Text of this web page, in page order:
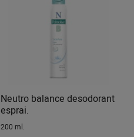
Neutro balance desodorant
esprai.
200 ml.